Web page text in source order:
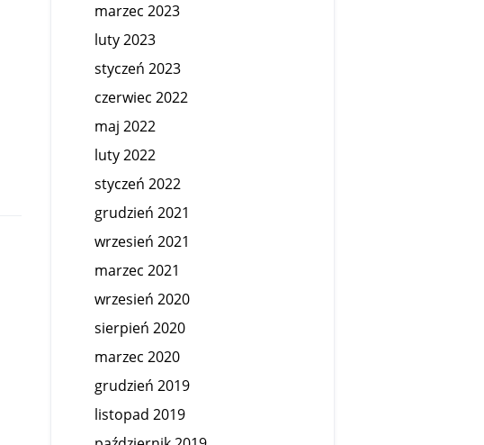
marzec 2023
luty 2023
styczeń 2023
czerwiec 2022
maj 2022
luty 2022
styczeń 2022
grudzień 2021
wrzesień 2021
marzec 2021
wrzesień 2020
sierpień 2020
marzec 2020
grudzień 2019
listopad 2019